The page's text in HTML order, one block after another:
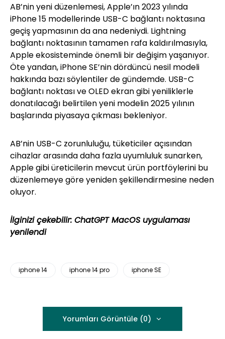
AB’nin yeni düzenlemesi, Apple’ın 2023 yılında
iPhone 15 modellerinde USB-C bağlantı noktasına
geçiş yapmasının da ana nedeniydi. Lightning
bağlantı noktasının tamamen rafa kaldırılmasıyla,
Apple ekosisteminde önemli bir değişim yaşanıyor.
Öte yandan, iPhone SE’nin dördüncü nesil modeli
hakkında bazı söylentiler de gündemde. USB-C
bağlantı noktası ve OLED ekran gibi yeniliklerle
donatılacağı belirtilen yeni modelin 2025 yılının
başlarında piyasaya çıkması bekleniyor.
AB’nin USB-C zorunluluğu, tüketiciler açısından
cihazlar arasında daha fazla uyumluluk sunarken,
Apple gibi üreticilerin mevcut ürün portföylerini bu
düzenlemeye göre yeniden şekillendirmesine neden
oluyor.
İlginizi çekebilir: ChatGPT MacOS uygulaması
yenilendi
iphone 14 iphone 14 pro iphone SE
Yorumları Görüntüle (0)